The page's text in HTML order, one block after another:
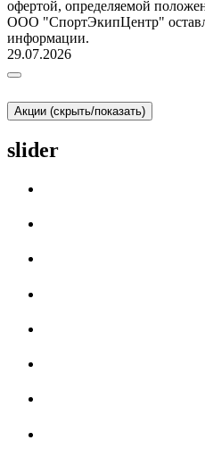
офертой, определяемой
ООО "СпортЭкипЦентр"
информации.
29.07.2026
Акции (скрыть/показать)
slider